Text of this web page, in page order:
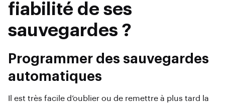
fiabilité de ses
sauvegardes ?
Programmer des sauvegardes
automatiques
Il est très facile d’oublier ou de remettre à plus tard la